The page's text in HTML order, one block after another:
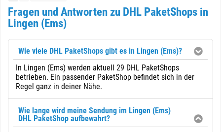
Fragen und Antworten zu DHL PaketShops in
Lingen (Ems)
Wie viele DHL PaketShops gibt es in Lingen (Ems)?
In Lingen (Ems) werden aktuell 29 DHL PaketShops
betrieben. Ein passender PaketShop befindet sich in der
Regel ganz in deiner Nähe.
Wie lange wird meine Sendung im Lingen (Ems)
DHL PaketShop aufbewahrt?